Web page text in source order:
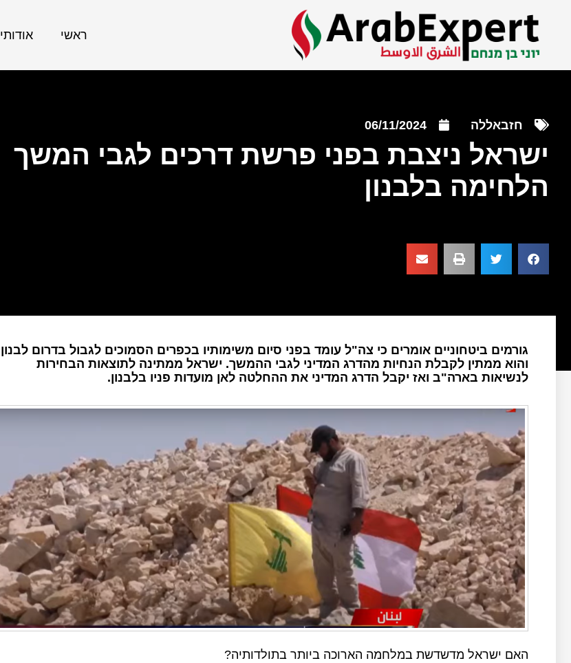
ראשי אודותי
חזבאללה 06/11/2024
ישראל ניצבת בפני פרשת דרכים לגבי המשך
הלחימה בלבנון
גורמים ביטחוניים אומרים כי צה"ל עומד בפני סיום משימותיו בכפרים הסמוכים לגבול בדרום לבנון
והוא ממתין לקבלת הנחיות מהדרג המדיני לגבי ההמשך. ישראל ממתינה לתוצאות הבחירות
לנשיאות בארה"ב ואז יקבל הדרג המדיני את ההחלטה לאן מועדות פניו בלבנון.
האם ישראל מדשדשת במלחמה הארוכה ביותר בתולדותיה?